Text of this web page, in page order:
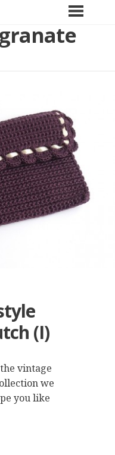
(I)
vintage
we
you like